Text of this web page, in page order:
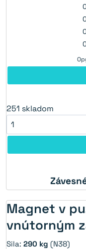
251 skladom
Magnet v
vnútorným
Sila: 290 kg (N38)